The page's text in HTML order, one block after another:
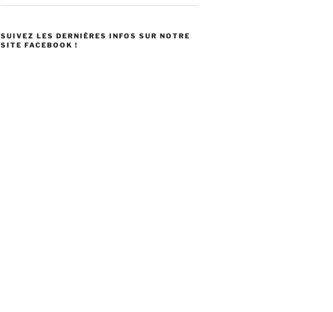
SUIVEZ LES DERNIÈRES INFOS SUR NOTRE
SITE FACEBOOK !